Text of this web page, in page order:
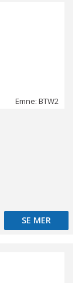
Emne: BTW2
SE MER
SE MER